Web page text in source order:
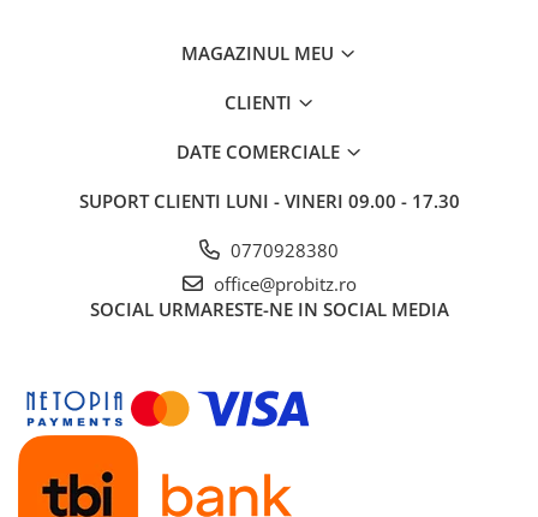
MAGAZINUL MEU
CLIENTI
DATE COMERCIALE
SUPORT CLIENTI LUNI - VINERI 09.00 - 17.30
0770928380
office@probitz.ro
SOCIAL URMARESTE-NE IN SOCIAL MEDIA